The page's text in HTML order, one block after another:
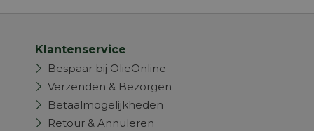
Klantenservice
Bespaar bij OlieOnline
Verzenden & Bezorgen
Betaalmogelijkheden
Retour & Annuleren